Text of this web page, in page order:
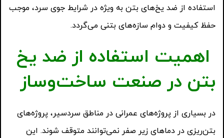
استفاده از ضد یخ‌های بتن به ویژه در شرایط جوی سرد، موجب
حفظ کیفیت و دوام سازه‌های بتنی می‌گردد.
اهمیت استفاده از ضد یخ
بتن در صنعت ساخت‌وساز
در بسیاری از پروژه‌های عمرانی در مناطق سردسیر، پروژه‌های
بتن‌ریزی در دماهای زیر صفر نمی‌توانند متوقف شوند. این